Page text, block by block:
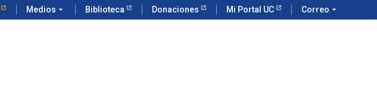
Medios arrow_drop_down Biblioteca Donaciones Mi Portal UC Correo arrow_drop_down